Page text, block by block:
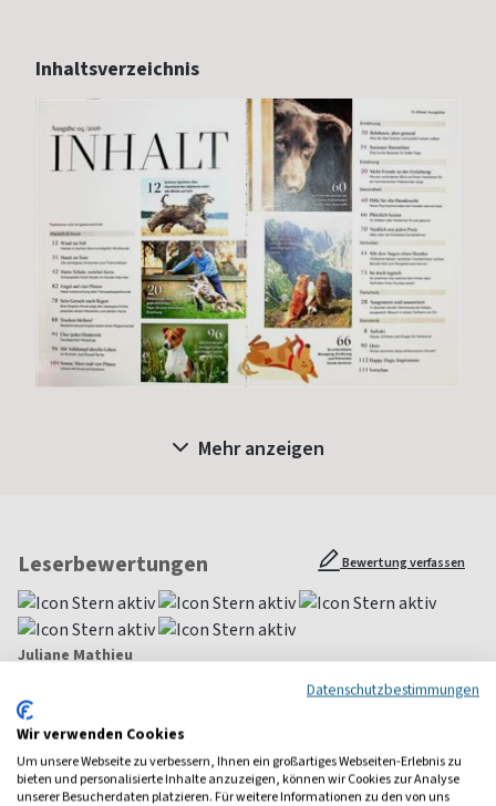
Inhaltsverzeichnis
Mehr anzeigen
Leserbewertungen Bewertung verfassen
Juliane Mathieu
Sehr geehrte Damen und HErren, ich bin sehr zufrieden mit der
Zeitschrift Dogs, es gibt dort umfangreiche Informationen. Auch für
einen Hundetrainer:-)))) Vielleicht sehe ich meine Hündin auch mal auf
der Titelseite:-)) Weiter so, ganz große klasse. Ich habe damals die
Zeitschrift für ein Jahr von meiner Freundin per Abbo geschenkt
Datenschutzbestimmungen
Wir verwenden Cookies
Um unsere Webseite zu verbessern, Ihnen ein großartiges Webseiten-Erlebnis zu
bieten und personalisierte Inhalte anzuzeigen, können wir Cookies zur Analyse
unserer Besucherdaten platzieren. Für weitere Informationen zu den von uns